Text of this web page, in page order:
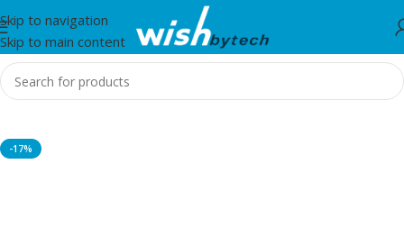
Skip to navigation
Skip to main content
Home/MS
-17%